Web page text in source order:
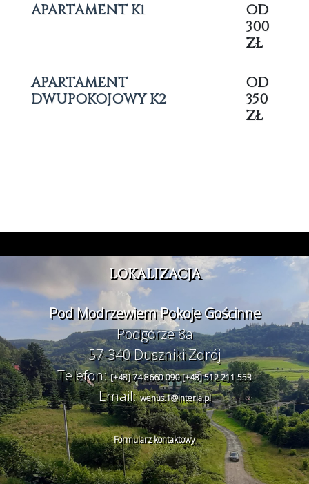
APARTAMENT K1
OD
300
ZŁ
APARTAMENT
DWUPOKOJOWY K2
OD
350
ZŁ
LOKALIZACJA
Pod Modrzewiem Pokoje Gościnne
Podgórze 8a
57-340 Duszniki Zdrój
Telefon:[+48] 74 8660 090[+48] 512 211 553
Email:wenus.1@interia.pl
Formularz kontaktowy